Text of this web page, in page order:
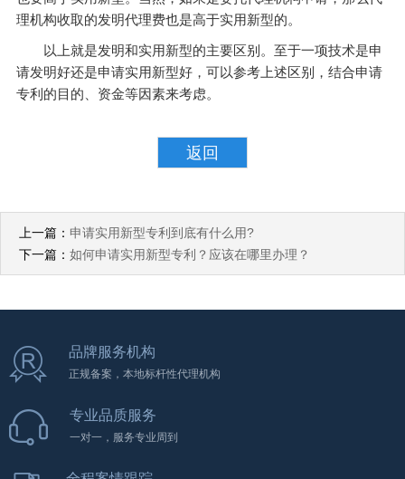
理机构收取的发明代理费也是高于实用新型的。
以上就是发明和实用新型的主要区别。至于一项技术是申
请发明好还是申请实用新型好，可以参考上述区别，结合申请
专利的目的、资金等因素来考虑。
返回
上一篇： 申请实用新型专利到底有什么用?
下一篇： 如何申请实用新型专利？应该在哪里办理？
品牌服务机构
正规备案，本地标杆性代理机构
专业品质服务
一对一，服务专业周到